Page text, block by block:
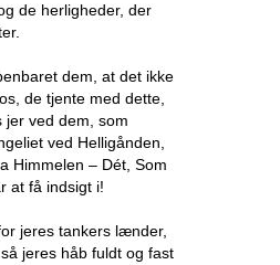
de herligheder, der
dem, at det ikke
de tjente med dette,
jer ved dem, som
ved Helligånden,
Himmelen – Dét, Som
at få indsigt i!
jeres tankers lænder,
jeres håb fuldt og fast